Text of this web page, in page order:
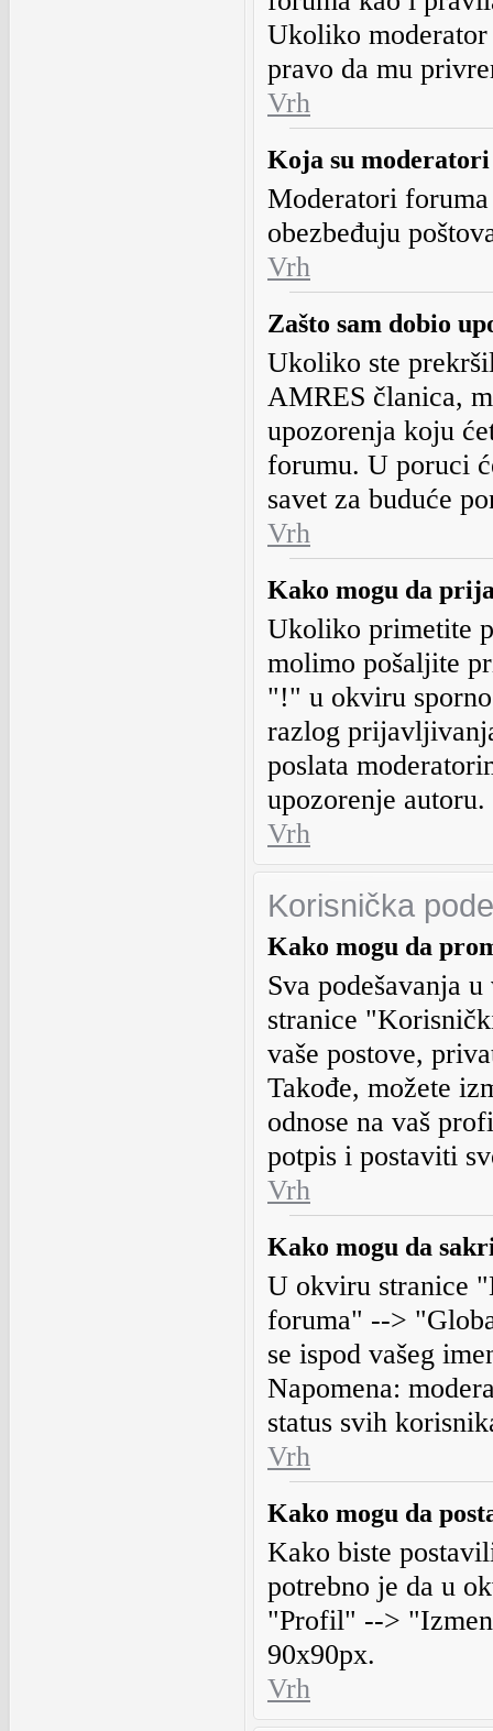
Ukoliko
pravo da mu
Vrh
Koja su
Moderatori
obezbeđuju
Vrh
Zašto sam dobio
Ukoliko ste
AMRES članica,
upozorenja koju
forumu. U poruci
savet za buduće
Vrh
Kako mogu da
Ukoliko primetite
molimo pošaljite
"!" u okviru
razlog
poslata
upozorenje autoru.
Vrh
Korisnička
Kako mogu da
Sva podešavanja
stranice
vaše postove,
Takođe, možete
odnose na vaš
potpis i postaviti
Vrh
Kako mogu da
U okviru stranice
foruma" -->
se ispod vašeg
Napomena:
status svih
Vrh
Kako mogu da
Kako biste
potrebno je da u
"Profil" -->
90x90px.
Vrh